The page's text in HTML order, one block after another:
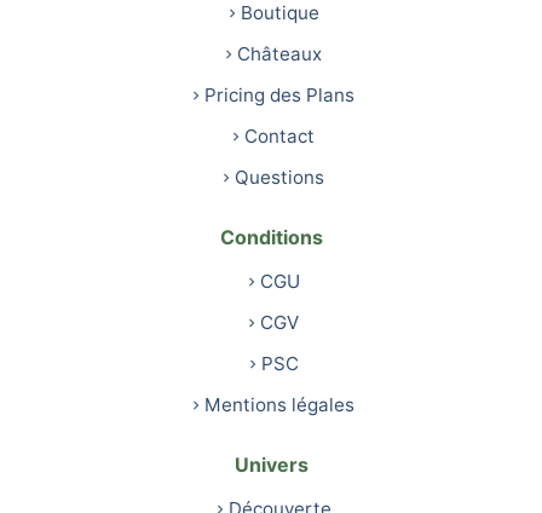
Boutique
Châteaux
Pricing des Plans
Contact
Questions
Conditions
CGU
CGV
PSC
Mentions légales
Univers